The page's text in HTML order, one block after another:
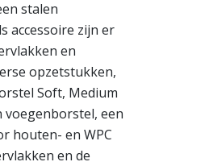
stalen
accessoire zijn er
en
opzetstukken,
Soft, Medium
voegenborstel, een
houten- en WPC
en de